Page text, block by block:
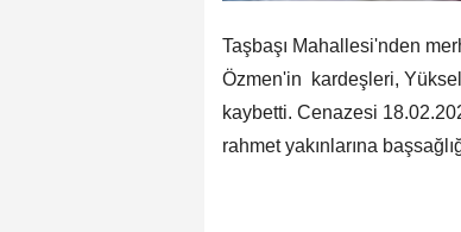
Taşbaşı Mahallesi'nden
Özmen'in kardeşleri, Yüksel
kaybetti. Cenazesi
rahmet yakınlarına